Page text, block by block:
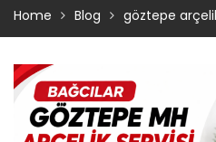
Home Blog göztepe